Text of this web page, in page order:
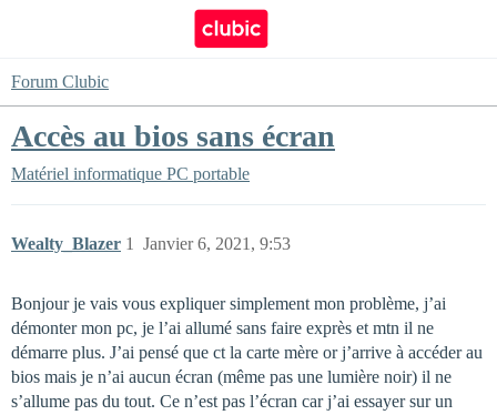
Forum Clubic
Accès au bios sans écran
Matériel informatique PC portable
Wealty_Blazer Janvier 6, 2021, 9:53
1
Bonjour je vais vous expliquer simplement mon problème, j’ai
démonter mon pc, je l’ai allumé sans faire exprès et mtn il ne
démarre plus. J’ai pensé que ct la carte mère or j’arrive à accéder au
bios mais je n’ai aucun écran (même pas une lumière noir) il ne
s’allume pas du tout. Ce n’est pas l’écran car j’ai essayer sur un